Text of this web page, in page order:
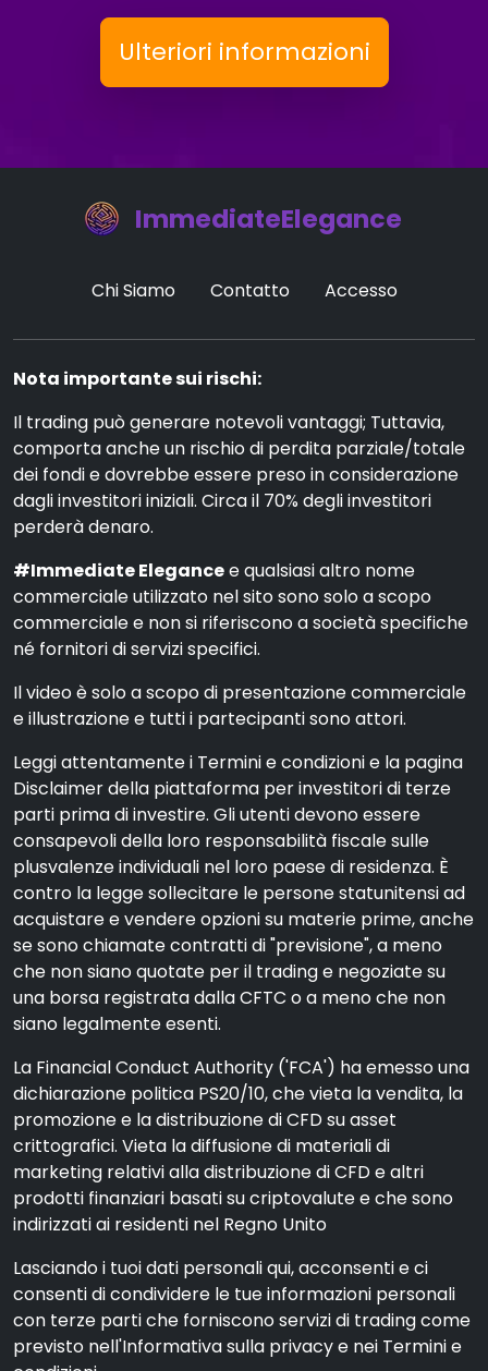
Ulteriori informazioni
ImmediateElegance
Chi Siamo Contatto Accesso
Nota importante sui rischi:
Il trading può generare notevoli vantaggi; Tuttavia,
comporta anche un rischio di perdita parziale/totale
dei fondi e dovrebbe essere preso in considerazione
dagli investitori iniziali. Circa il 70% degli investitori
perderà denaro.
#Immediate Elegancee qualsiasi altro nome
commerciale utilizzato nel sito sono solo a scopo
commerciale e non si riferiscono a società specifiche
né fornitori di servizi specifici.
Il video è solo a scopo di presentazione commerciale
e illustrazione e tutti i partecipanti sono attori.
Leggi attentamente i Termini e condizioni e la pagina
Disclaimer della piattaforma per investitori di terze
parti prima di investire. Gli utenti devono essere
consapevoli della loro responsabilità fiscale sulle
plusvalenze individuali nel loro paese di residenza. È
contro la legge sollecitare le persone statunitensi ad
acquistare e vendere opzioni su materie prime, anche
se sono chiamate contratti di "previsione", a meno
che non siano quotate per il trading e negoziate su
una borsa registrata dalla CFTC o a meno che non
siano legalmente esenti.
La Financial Conduct Authority ('FCA') ha emesso una
dichiarazione politica PS20/10, che vieta la vendita, la
promozione e la distribuzione di CFD su asset
crittografici. Vieta la diffusione di materiali di
marketing relativi alla distribuzione di CFD e altri
prodotti finanziari basati su criptovalute e che sono
indirizzati ai residenti nel Regno Unito
Lasciando i tuoi dati personali qui, acconsenti e ci
consenti di condividere le tue informazioni personali
con terze parti che forniscono servizi di trading come
previsto nell'Informativa sulla privacy e nei Termini e